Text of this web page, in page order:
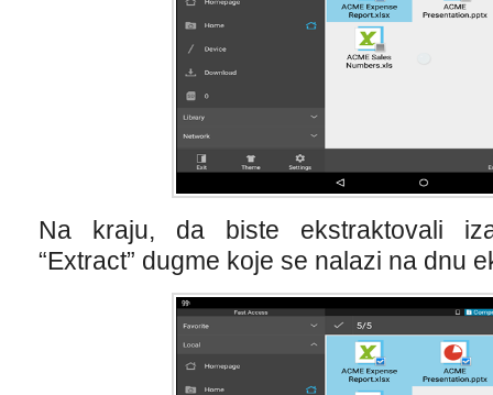
Na kraju, da biste ekstraktovali
“Extract” dugme koje se nalazi na dnu